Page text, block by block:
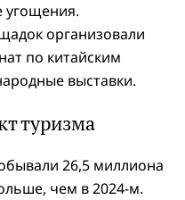
угощения.
организовали
по китайским
выставки.
туризма
26,5 миллиона
чем в 2024-м.